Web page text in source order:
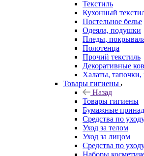
Текстиль
Кухонный
Постельное белье
Одеяла, подушки
Пледы,
Полотенца
Прочий текстиль
Декоративные
Халаты,
Товары гигиены
Назад
Товары гигиены
Бумажные
Средства по
Уход за телом
Уход за лицом
Средства по
Наборы